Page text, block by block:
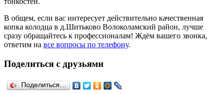
В общем, если вас интересует действительно качественная
копка колодца в д.Шитьково Волоколамский район, лучше
сразу обращайтесь к профессионалам! Ждём вашего звонка,
ответим на все вопросы по телефону.
Поделиться с друзьями
Поделиться…